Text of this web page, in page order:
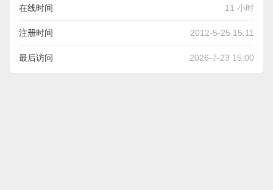
在线时间 11 小时
注册时间 2012-5-25 15:11
最后访问 2026-7-23 15:00